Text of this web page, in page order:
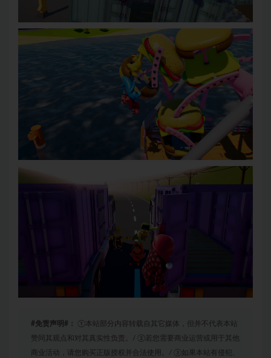
#免责声明#：
①本站部分内容转载自其它媒体，但并不代表本站
赞同其观点和对其真实性负责。/ ②若您需要商业运营或用于其他
商业活动，请您购买正版授权并合法使用。/ ③如果本站有侵犯、